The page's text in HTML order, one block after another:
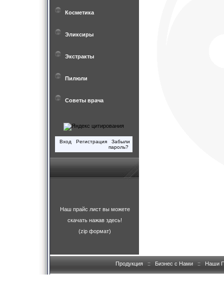
Косметика
Эликсиры
Экстракты
Пилюли
Советы врача
Вход Регистрация
Забыли
пароль?
Наш прайс лист вы можете
скачать нажав здесь!
(zip формат)
Продукция :: Бизнес с Нами :: Наши